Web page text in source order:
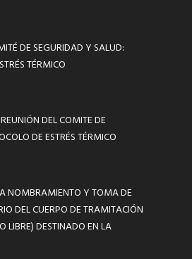
DE SEGURIDAD Y SALUD:
TÉRMICO
DEL COMITE DE
DE ESTRÉS TÉRMICO
NOMBRAMIENTO Y TOMA DE
DEL CUERPO DE TRAMITACIÓN
LIBRE) DESTINADO EN LA